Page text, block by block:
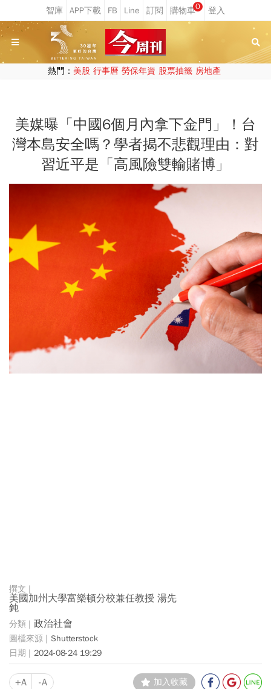
0
熱門： 美股 行事曆 勞保年資 股票抽籤 房地產
美媒曝「中國6個月內拿下金門」！台
灣本島安全嗎？學者揭不悲觀理由：對
習近平是「高風險雙輸賭博」
美國加州大學富樂頓分校兼任教授 湯先
鈍
政治社會
Shutterstock
2024-08-24 19:29
+A -A 加入收藏